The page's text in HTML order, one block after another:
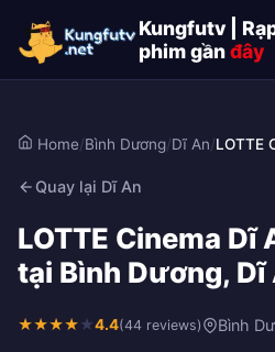
Kungfutv |
phim gầnđây
Home/Bình Dương/Dĩ An/LOTTE
Quay lại Dĩ An
LOTTE Cinema Dĩ
tại Bình Dương, Dĩ
★★★★★4.4(44 reviews) Bình